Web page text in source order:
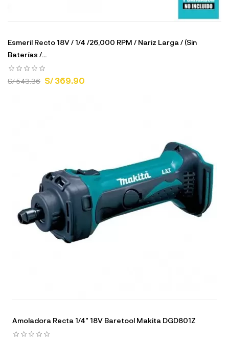
Esmeril Recto 18V / 1/4 /26,000 RPM / Nariz Larga / (Sin
Baterías /...
S/ 543.36 S/ 369.90
Amoladora Recta 1/4" 18V Baretool Makita DGD801Z